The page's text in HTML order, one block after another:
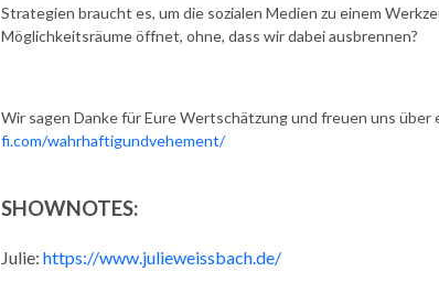
Strategien braucht es, um die sozialen Medien zu einem
Möglichkeitsräume öffnet, ohne, dass wir dabei ausbrennen?
Wir sagen Danke für Eure Wertschätzung und freuen uns
fi.com/wahrhaftigundvehement/
SHOWNOTES:
Julie: https://www.julieweissbach.de/